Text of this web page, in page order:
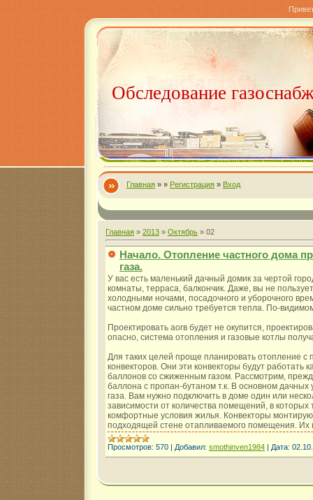
Обследование
Главная » » Регистрация » Вход
Главная » 2013 » Октябрь » 02
Начало. Отопление частного дома
газа.
У вас есть маленький дачный домик за чертой
комнаты, терраса, балкончик. Даже, вы не
холодными ночами, посадочного и уборочного
частном доме сильно требуется тепла. По-
Проектировать аогв будет не окупится,
опасно, система отопления и газовые котлы
Для таких целей проще планировать отопление с
конвекторов. Они эти конвекторы будут работать
баллонов со сжиженным газом. Рассмотрим,
баллона с пропан-бутаном т.к. В основном дачных
газа. Вам нужно подключить в доме один или
зависимости от количества помещений, в которых
комфортные условия жилья. Конвекторы
подходящей стене отапливаемого помещения. Их
Просмотров: 570 | Добавил: smothinven1984 | Дата: